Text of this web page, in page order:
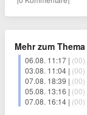
Mehr zum Thema
06.08. 11:17 | (00)
03.08. 11:04 | (00)
07.08. 18:39 | (00)
05.08. 13:16 | (00)
07.08. 16:14 | (00)